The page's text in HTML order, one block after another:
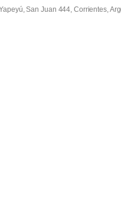
San Juan 444, Corrientes,